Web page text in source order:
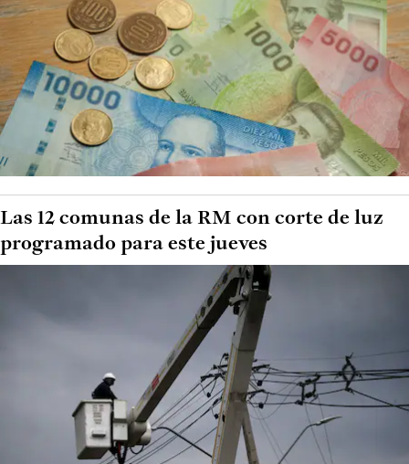
Las 12 comunas de la RM con corte de luz
programado para este jueves